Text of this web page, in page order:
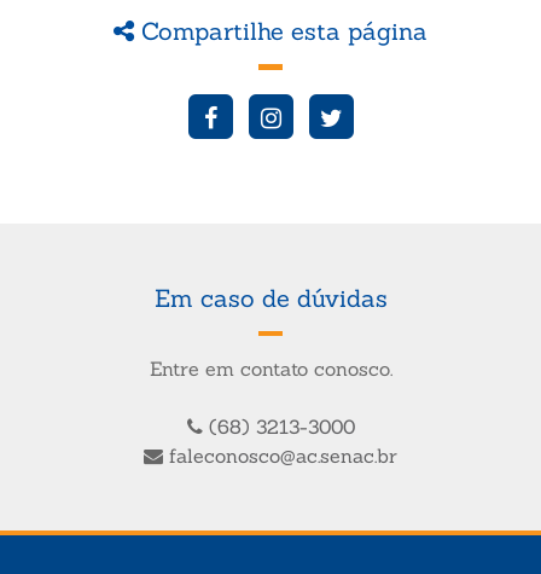
Compartilhe esta página
Em caso de dúvidas
Entre em contato conosco.
(68) 3213-3000
faleconosco@ac.senac.br